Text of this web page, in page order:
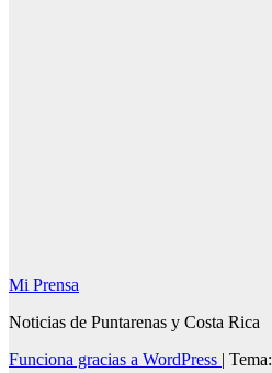
Mi Prensa
Noticias de Puntarenas y Costa Rica
Funciona gracias a WordPress | Tema: